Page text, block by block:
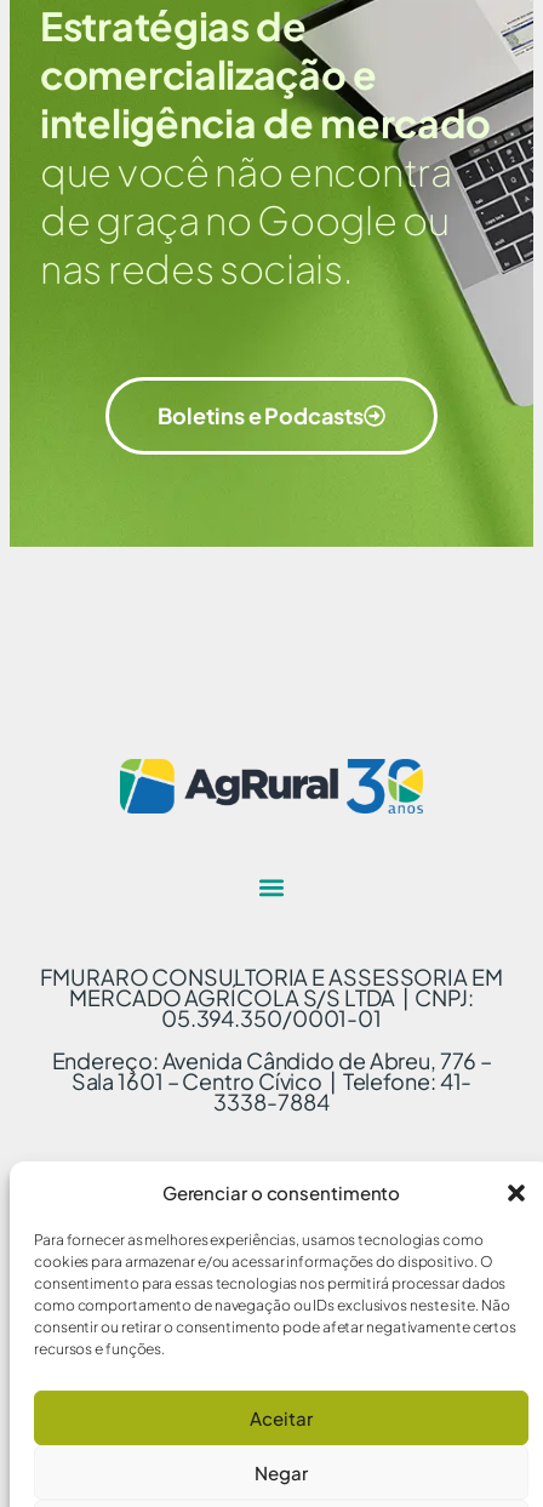
Gerenciar o consentimento
Para fornecer as melhores experiências, usamos tecnologias como
cookies para armazenar e/ou acessar informações do dispositivo. O
consentimento para essas tecnologias nos permitirá processar dados
como comportamento de navegação ou IDs exclusivos neste site. Não
consentir ou retirar o consentimento pode afetar negativamente certos
recursos e funções.
Aceitar
Negar
Estratégias de
comercialização e
inteligência de mercado
que você não encontra
de graça no Google ou
nas redes sociais.
Boletins e Podcasts
FMURARO CONSULTORIA E ASSESSORIA EM
MERCADO AGRÍCOLA S/S LTDA | CNPJ:
05.394.350/0001-01
Endereço: Avenida Cândido de Abreu, 776 –
Sala 1601 – Centro Cívico | Telefone: 41-
3338-7884